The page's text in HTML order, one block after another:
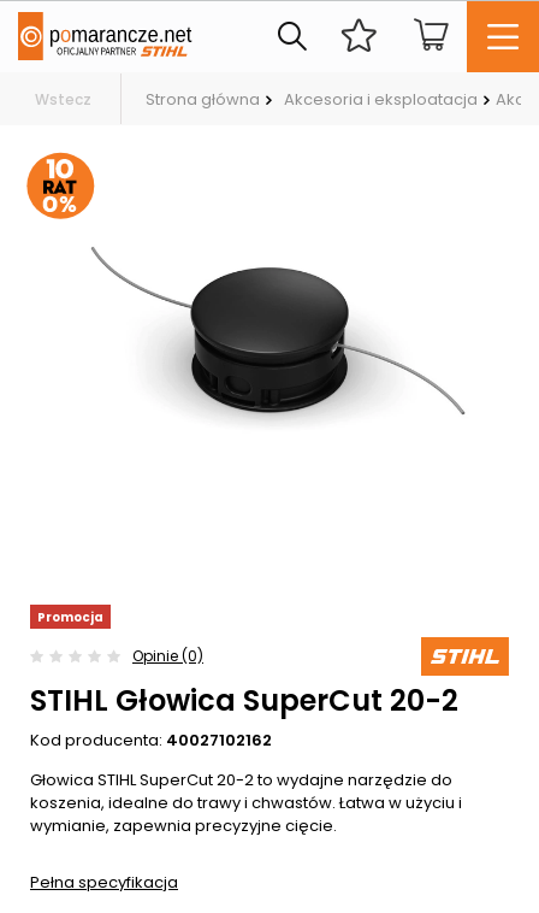
Wstecz Strona główna Akcesoria i eksploatacja
Promocja
Opinie (0)
STIHL Głowica SuperCut 20-2
Kod producenta: 40027102162
Głowica STIHL SuperCut 20-2 to wydajne narzędzie do
koszenia, idealne do trawy i chwastów. Łatwa w użyciu i
wymianie, zapewnia precyzyjne cięcie.
Pełna specyfikacja